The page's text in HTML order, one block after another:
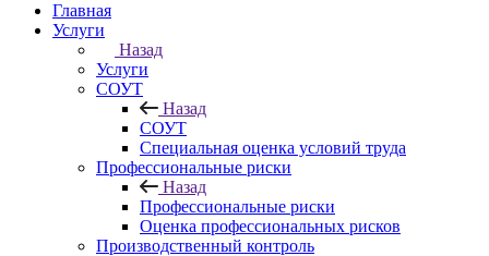
Главная
Услуги
Назад
Услуги
СОУТ
Назад
СОУТ
Специальная оценка условий труда
Профессиональные риски
Назад
Профессиональные риски
Оценка профессиональных рисков
Производственный контроль